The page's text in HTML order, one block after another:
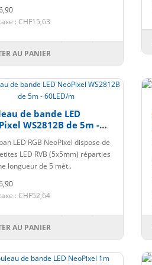
: CHF15,63
AU PANIER
de bande LED
WS2812B de 5m -
LED RGB NeoPixel dispose de
LED RVB (5x5mm) réparties
longueur de 5 mèt..
: CHF52,64
AU PANIER